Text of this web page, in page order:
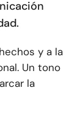
y a la
Un tono
la